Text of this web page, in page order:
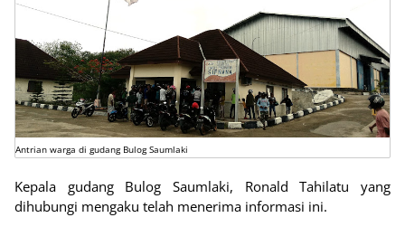
Antrian warga di gudang Bulog Saumlaki
Kepala gudang Bulog Saumlaki, Ronald Tahilatu yang
dihubungi mengaku telah menerima informasi ini.